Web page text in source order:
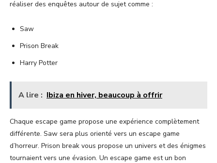
réaliser des enquêtes autour de sujet comme :
Saw
Prison Break
Harry Potter
A lire : Ibiza en hiver, beaucoup à offrir
Chaque escape game propose une expérience complètement
différente. Saw sera plus orienté vers un escape game
d’horreur. Prison break vous propose un univers et des énigmes
tournaient vers une évasion. Un escape game est un bon